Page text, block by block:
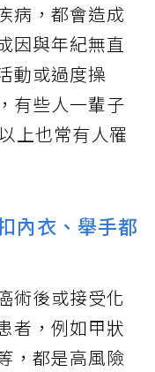
病，都會造成
因與年紀無直
動或過度操
有些人一輩子
上也常有人罹
內衣、舉手都
術後或接受化
者，例如甲狀
，都是高風險